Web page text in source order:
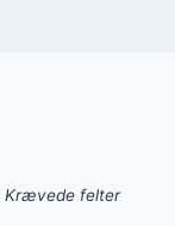
Krævede felter